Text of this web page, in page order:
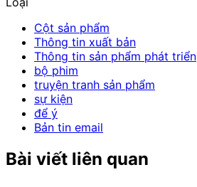
Cột sản phẩm
Thông tin xuất bản
Thông tin sản phẩm phát triển
bộ phim
truyện tranh sản phẩm
sự kiện
để ý
Bản tin email
Bài viết liên quan